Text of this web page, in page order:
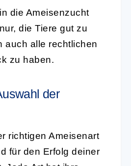
die Ameisenzucht
die Tiere gut zu
auch alle rechtlichen
zu haben.
der
richtigen Ameisenart
für den Erfolg deiner